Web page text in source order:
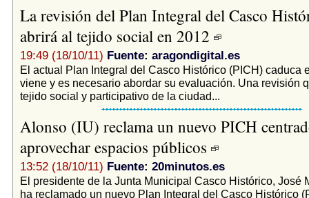
La revisión del Plan Integral del Casco
abrirá al tejido social en 2012
19:49 (18/10/11) Fuente: aragondigital.es
El actual Plan Integral del Casco Histórico (PICH) caduca
viene y es necesario abordar su evaluación. Una revisión
tejido social y participativo de la ciudad...
Alonso (IU) reclama un nuevo PICH
aprovechar espacios públicos
13:52 (18/10/11) Fuente: 20minutos.es
El presidente de la Junta Municipal Casco Histórico, José
ha reclamado un nuevo Plan Integral del Casco Histórico